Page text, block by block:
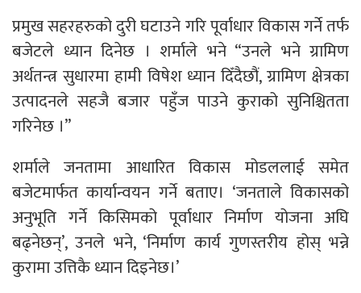
प्रमुख सहरहरुको दुरी घटाउने गरि पूर्वाधार विकास गर्ने तर्फ
बजेटले ध्यान दिनेछ । शर्माले भने “उनले भने ग्रामिण
अर्थतन्त्र सुधारमा हामी विषेश ध्यान दिँदैछौं, ग्रामिण क्षेत्रका
उत्पादनले सहजै बजार पहुँज पाउने कुराको सुनिश्चितता
गरिनेछ ।”
शर्माले जनतामा आधारित विकास मोडललाई समेत
बजेटमार्फत कार्यान्वयन गर्ने बताए। ‘जनताले विकासको
अनुभूति गर्ने किसिमको पूर्वाधार निर्माण योजना अघि
बढ्नेछन्’, उनले भने, ‘निर्माण कार्य गुणस्तरीय होस् भन्ने
कुरामा उत्तिकै ध्यान दिइनेछ।’